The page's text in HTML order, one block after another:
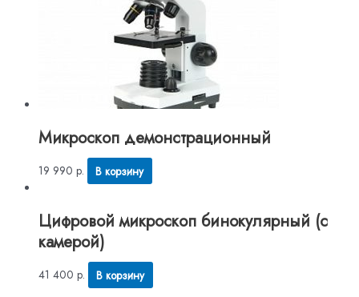
Микроскоп демонстрационный
19 990 р. В корзину
Цифровой микроскоп бинокулярный (с
камерой)
41 400 р. В корзину